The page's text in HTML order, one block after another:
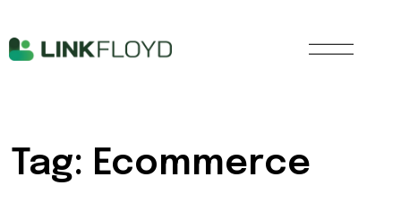
Tag: Ecommerce